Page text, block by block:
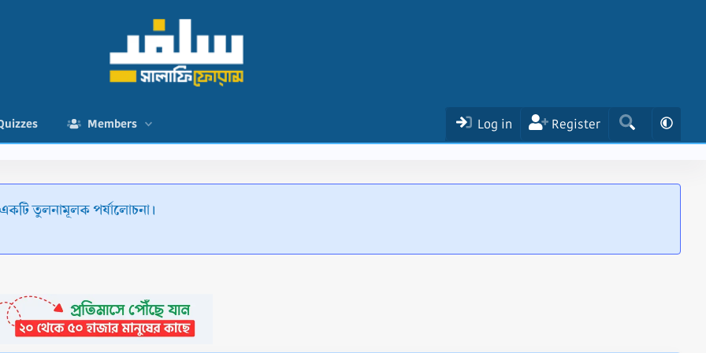
Members Log in Register
তুলনামূলক পর্যালোচনা।